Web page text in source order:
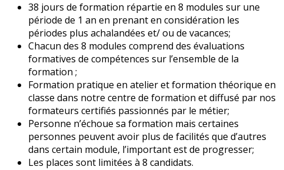
38 jours de formation répartie en 8 modules sur une
période de 1 an en prenant en considération les
périodes plus achalandées et/ ou de vacances;
Chacun des 8 modules comprend des évaluations
formatives de compétences sur l’ensemble de la
formation ;
Formation pratique en atelier et formation théorique en
classe dans notre centre de formation et diffusé par nos
formateurs certifiés passionnés par le métier;
Personne n’échoue sa formation mais certaines
personnes peuvent avoir plus de facilités que d’autres
dans certain module, l’important est de progresser;
Les places sont limitées à 8 candidats.